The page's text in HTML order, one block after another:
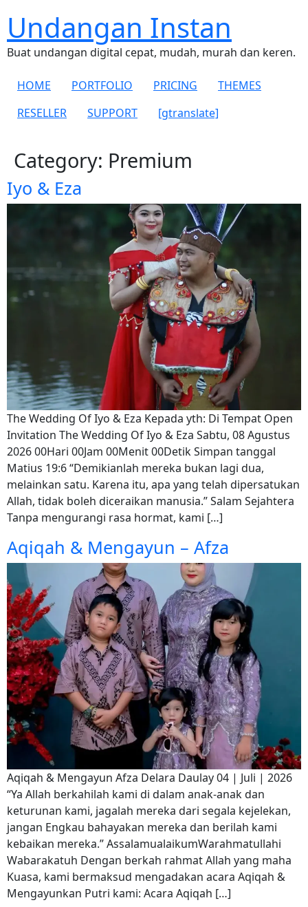
Undangan Instan
Buat undangan digital cepat, mudah, murah dan keren.
HOME PORTFOLIO PRICING
THEMES
RESELLER
SUPPORT [gtranslate]
Category: Premium
Iyo & Eza
The Wedding Of Iyo & Eza Kepada yth: Di Tempat Open
Invitation The Wedding Of Iyo & Eza Sabtu, 08 Agustus
2026 00Hari 00Jam 00Menit 00Detik Simpan tanggal
Matius 19:6 “Demikianlah mereka bukan lagi dua,
melainkan satu. Karena itu, apa yang telah dipersatukan
Allah, tidak boleh diceraikan manusia.” Salam Sejahtera
Tanpa mengurangi rasa hormat, kami […]
Aqiqah & Mengayun – Afza
Aqiqah & Mengayun Afza Delara Daulay 04 | Juli | 2026
“Ya Allah berkahilah kami di dalam anak-anak dan
keturunan kami, jagalah mereka dari segala kejelekan,
jangan Engkau bahayakan mereka dan berilah kami
kebaikan mereka.” AssalamualaikumWarahmatullahi
Wabarakatuh Dengan berkah rahmat Allah yang maha
Kuasa, kami bermaksud mengadakan acara Aqiqah &
Mengayunkan Putri kami: Acara Aqiqah […]